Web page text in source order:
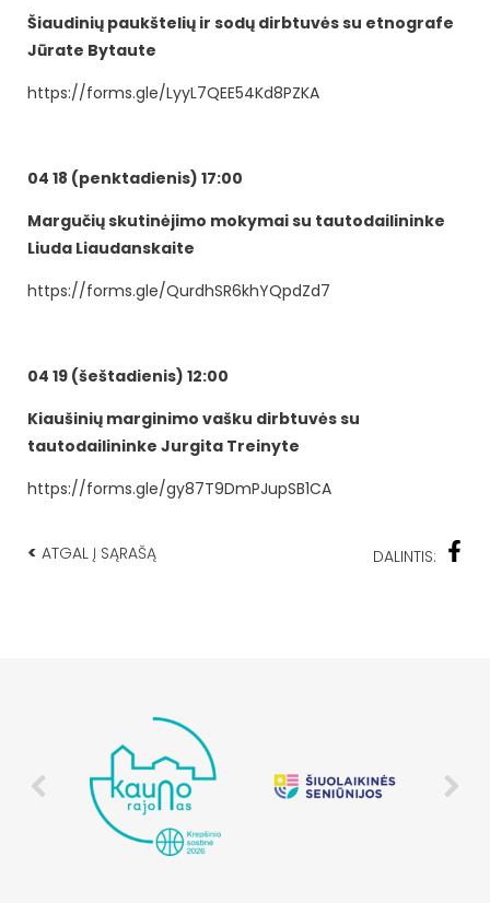
Šiaudinių paukštelių ir sodų dirbtuvės su etnografe
Jūrate Bytaute
https://forms.gle/LyyL7QEE54Kd8PZKA
04 18 (penktadienis) 17:00
Margučių skutinėjimo mokymai su tautodailininke
Liuda Liaudanskaite
https://forms.gle/QurdhSR6khYQpdZd7
04 19 (šeštadienis) 12:00
Kiaušinių marginimo vašku dirbtuvės su
tautodailininke Jurgita Treinyte
https://forms.gle/gy87T9DmPJupSB1CA
< ATGAL Į SĄRAŠĄ DALINTIS: